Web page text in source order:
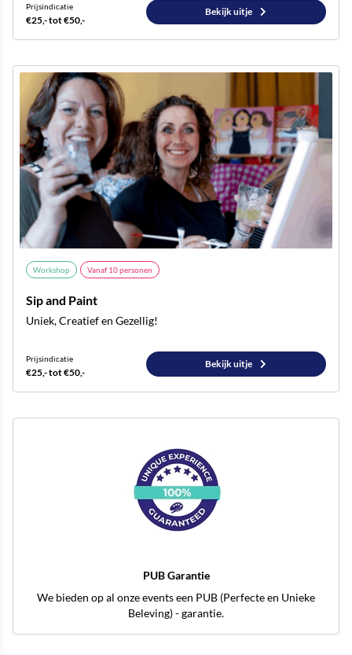
Prijsindicatie
€25,- tot €50,-
Bekijk uitje
Workshop Vanaf10personen
Sip and Paint
Uniek, Creatief en Gezellig!
Prijsindicatie
€25,- tot €50,-
Bekijk uitje
PUB Garantie
We bieden op al onze events een PUB (Perfecte en Unieke
Beleving) - garantie.